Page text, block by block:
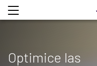
Optimice las